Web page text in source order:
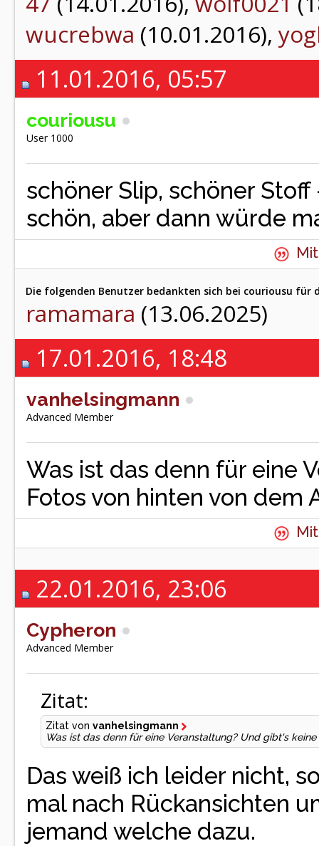
wucrebwa (10.01.2016),
11.01.2016, 05:57
couriousu
User 1000
schöner Slip, schöner
schön, aber dann würde
Die folgenden Benutzer bedankten sich bei couriousu für
ramamara (13.06.2025)
17.01.2016, 18:48
vanhelsingmann
Advanced Member
Was ist das denn für eine
Fotos von hinten von dem
22.01.2016, 23:06
Cypheron
Advanced Member
Zitat:
Zitat von vanhelsingmann
Was ist das denn für eine Veranstaltung? Und gibt's
Das weiß ich leider nicht,
mal nach Rückansichten
jemand welche dazu.